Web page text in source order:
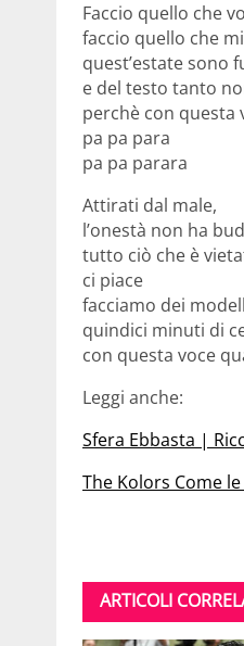
Faccio quello che
faccio quello che
quest’estate sono
e del testo tanto
perchè con questa
pa pa para
pa pa parara
Attirati dal male,
l’onestà non ha
tutto ciò che è
ci piace
facciamo dei
quindici minuti di
con questa voce
Leggi anche:
Sfera Ebbasta |
The Kolors Come
ARTICOLI